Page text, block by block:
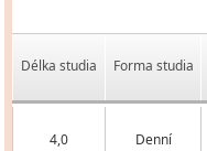
Délka studia Forma studia
4,0 Denní